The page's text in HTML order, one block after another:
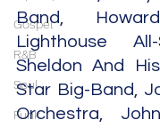
Gospel
R&B
Soul
Funk
Band,
Lighthouse
Sheldon And
Star Big-Band,
Orchestra,